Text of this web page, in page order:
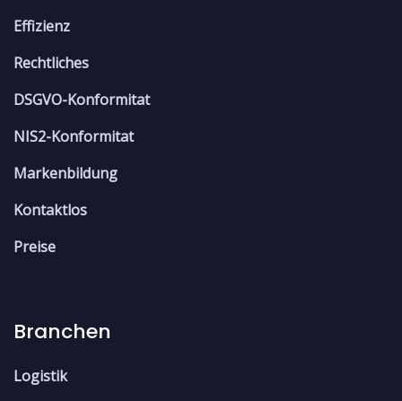
Effizienz
Rechtliches
DSGVO-Konformitat
NIS2-Konformitat
Markenbildung
Kontaktlos
Preise
Branchen
Logistik